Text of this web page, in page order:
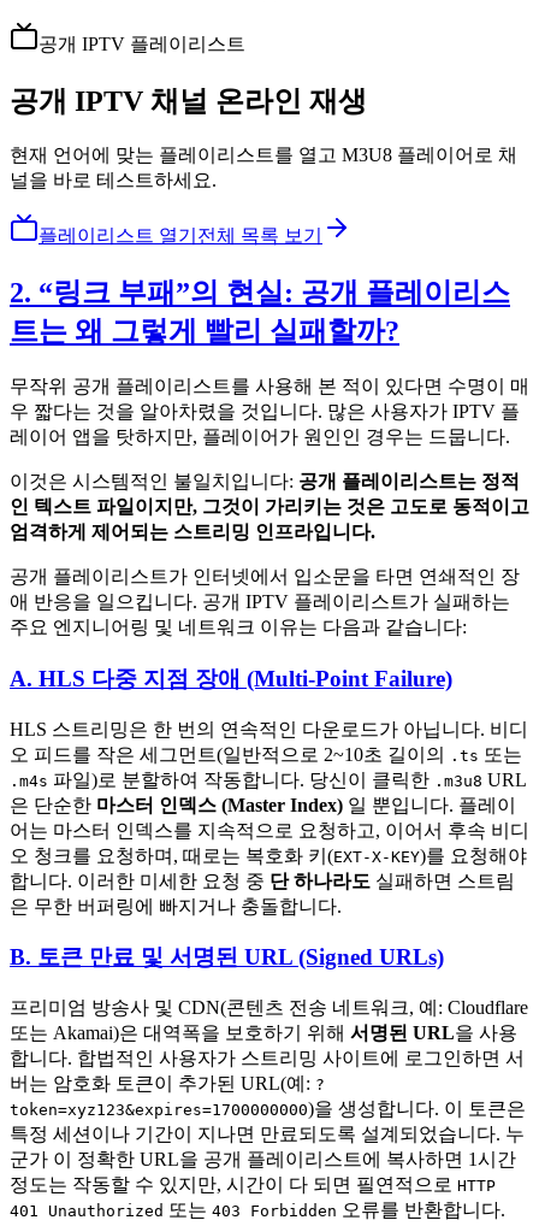
공개 IPTV 플레이리스트
공개 IPTV 채널 온라인 재생
현재 언어에 맞는 플레이리스트를 열고 M3U8 플레이어로 채
널을 바로 테스트하세요.
플레이리스트 열기 전체 목록 보기
2. “링크 부패”의 현실: 공개 플레이리스
트는 왜 그렇게 빨리 실패할까?
무작위 공개 플레이리스트를 사용해 본 적이 있다면 수명이 매
우 짧다는 것을 알아차렸을 것입니다. 많은 사용자가 IPTV 플
레이어 앱을 탓하지만, 플레이어가 원인인 경우는 드뭅니다.
이것은 시스템적인 불일치입니다: 공개 플레이리스트는 정적
인 텍스트 파일이지만, 그것이 가리키는 것은 고도로 동적이고
엄격하게 제어되는 스트리밍 인프라입니다.
공개 플레이리스트가 인터넷에서 입소문을 타면 연쇄적인 장
애 반응을 일으킵니다. 공개 IPTV 플레이리스트가 실패하는
주요 엔지니어링 및 네트워크 이유는 다음과 같습니다:
A. HLS 다중 지점 장애 (Multi-Point Failure)
HLS 스트리밍은 한 번의 연속적인 다운로드가 아닙니다. 비디
오 피드를 작은 세그먼트(일반적으로 2~10초 길이의
.ts 또는
.m4s 파일)로 분할하여 작동합니다. 당신이 클릭한 .m3u8 URL
은 단순한 마스터 인덱스 (Master Index) 일 뿐입니다. 플레이
어는 마스터 인덱스를 지속적으로 요청하고, 이어서 후속 비디
오 청크를 요청하며, 때로는 복호화 키(EXT-X-KEY)를 요청해야
합니다. 이러한 미세한 요청 중 단 하나라도 실패하면 스트림
은 무한 버퍼링에 빠지거나 충돌합니다.
B. 토큰 만료 및 서명된 URL (Signed URLs)
프리미엄 방송사 및 CDN(콘텐츠 전송 네트워크, 예: Cloudflare
또는 Akamai)은 대역폭을 보호하기 위해 서명된 URL을 사용
합니다. 합법적인 사용자가 스트리밍 사이트에 로그인하면 서
버는 암호화 토큰이 추가된 URL(예: ?
token=xyz123&expires=1700000000)을 생성합니다. 이 토큰은
특정 세션이나 기간이 지나면 만료되도록 설계되었습니다. 누
군가 이 정확한 URL을 공개 플레이리스트에 복사하면 1시간
정도는 작동할 수 있지만, 시간이 다 되면 필연적으로 HTTP
401 Unauthorized 또는 403 Forbidden 오류를 반환합니다.